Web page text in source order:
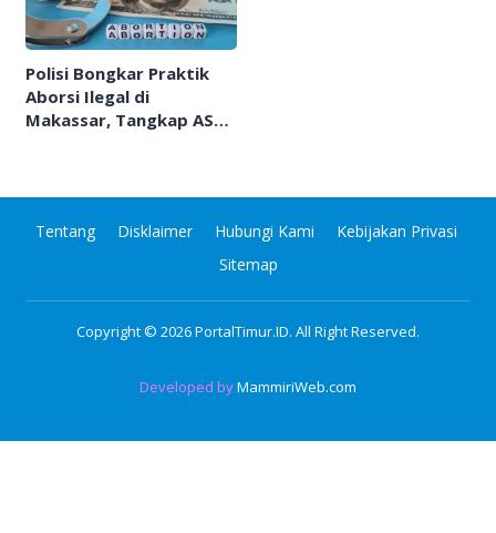
Polisi Bongkar Praktik
Aborsi Ilegal di
Makassar, Tangkap ASN
Tentang Disklaimer Hubungi Kami
Kebijakan Privasi
Sitemap
Copyright © 2026PortalTimur.ID. All Right Reserved.
Developed byMammiriWeb.com